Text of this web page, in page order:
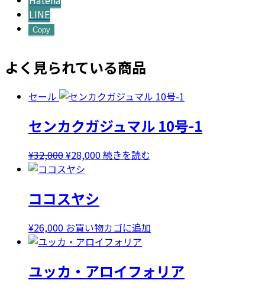
LINE
Copy
よく見られている商品
セール
センカクガジュマル 10号-1
¥32,000元
の
格
は
¥32,000
で
た。
¥28,000現
は
¥28,000
す。
続きを読む
ココスヤシ
¥26,000 お買い物カゴに追加
ユッカ・アロイフォリア